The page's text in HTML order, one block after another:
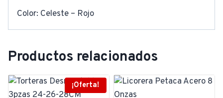
Color: Celeste – Rojo
Productos relacionados
¡Oferta!